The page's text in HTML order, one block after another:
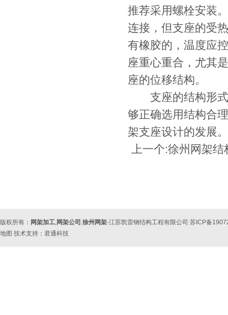
推荐采用螺栓安装
连接，但支座的受
有橡胶的，温度应
座重心重合，尤其
座的位移结构。
支座的结构形式
够正确选用结构合
架支座设计的发展。
上一个:徐州网架结
版权所有： 网架加工,网架公司 ,徐州网架-江苏凯雷钢结构工程有限公司 苏ICP备
地图 技术支持： 君通科技